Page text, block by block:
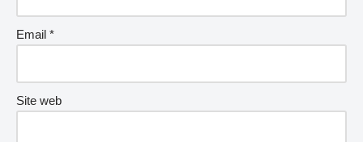
Email *
Site web